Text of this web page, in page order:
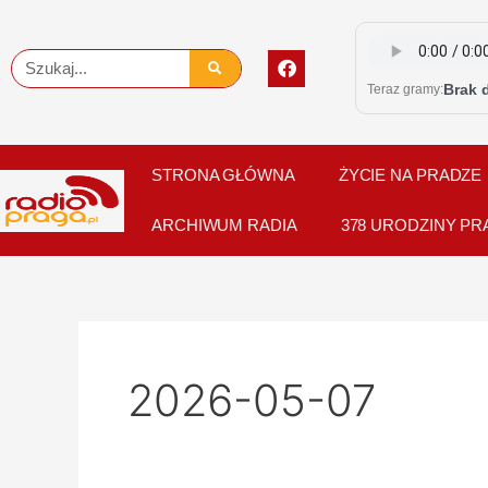
content
Szukaj
F
a
c
o
o
k
Teraz gramy:Brak
STRONA GŁÓWNA ŻYCIE NA PRADZE
ARCHIWUM RADIA 378 URODZINY
2026-05-07